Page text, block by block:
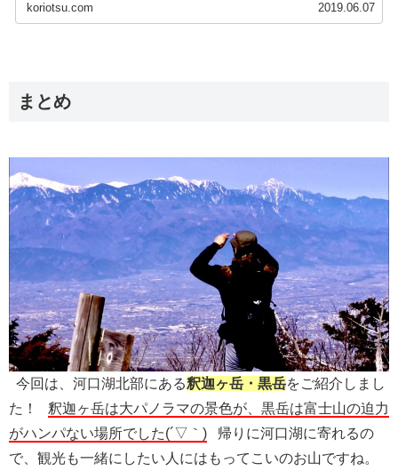
koriotsu.com 2019.06.07
まとめ
今回は、河口湖北部にある釈迦ヶ岳・黒岳をご紹介しまし
た！ 釈迦ヶ岳は大パノラマの景色が、黒岳は富士山の迫力
がハンパない場所でした(´▽｀) 帰りに河口湖に寄れるの
で、観光も一緒にしたい人にはもってこいのお山ですね。